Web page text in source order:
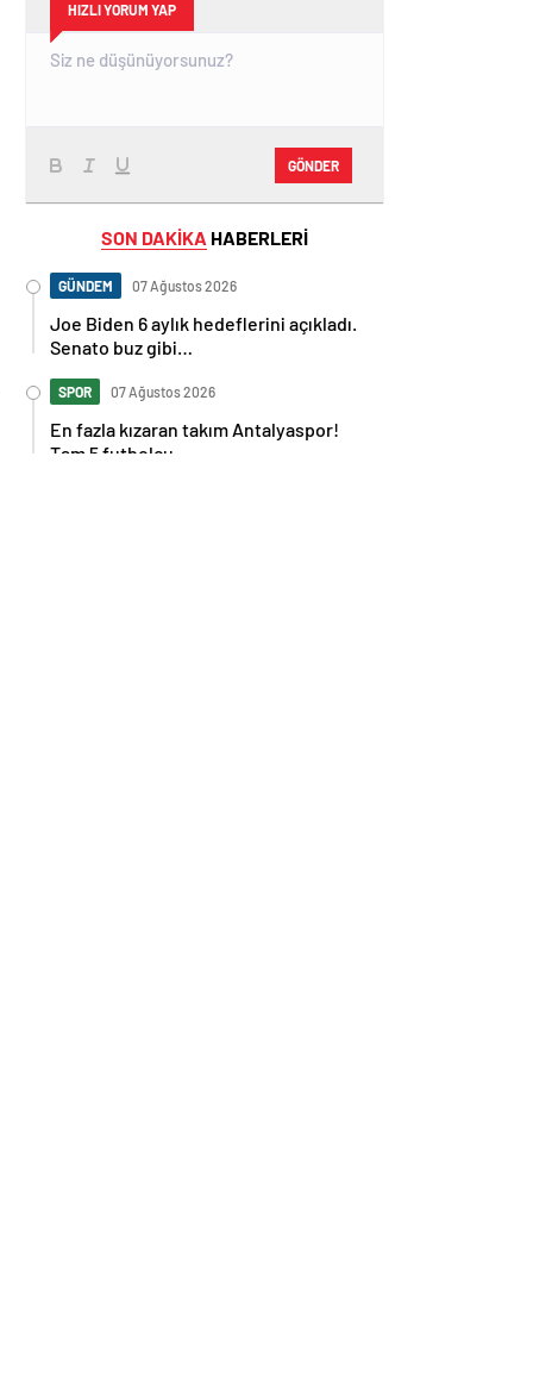
HIZLI YORUM YAP
GÖNDER
SON DAKİKA HABERLERİ
GÜNDEM 07 Ağustos 2026
Joe Biden 6 aylık hedeflerini açıkladı.
Senato buz gibi…
SPOR 07 Ağustos 2026
En fazla kızaran takım Antalyaspor!
Tam 5 futbolcu….